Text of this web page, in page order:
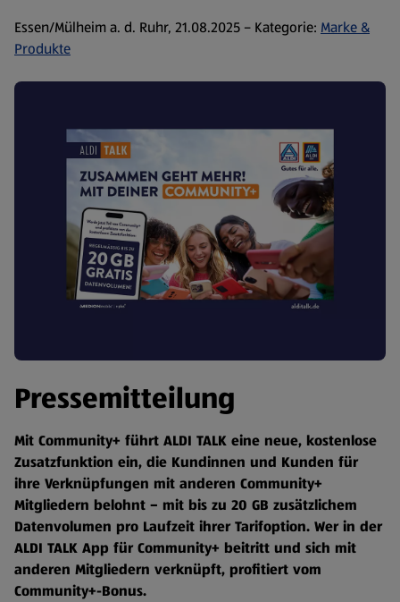
Essen/Mülheim a. d. Ruhr, 21.08.2025 – Kategorie: Marke &
Produkte
Pressemitteilung
Mit Community+ führt ALDI TALK eine neue, kostenlose
Zusatzfunktion ein, die Kundinnen und Kunden für
ihre Verknüpfungen mit anderen Community+
Mitgliedern belohnt – mit bis zu 20 GB zusätzlichem
Datenvolumen pro Laufzeit ihrer Tarifoption. Wer in der
ALDI TALK App für Community+ beitritt und sich mit
anderen Mitgliedern verknüpft, profitiert vom
Community+-Bonus.